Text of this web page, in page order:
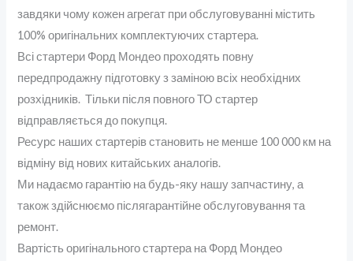
завдяки чому кожен агрегат при обслуговуванні містить
100% оригінальних комплектуючих стартера.
Всі стартери Форд Мондео проходять повну
передпродажну підготовку з заміною всіх необхідних
розхідників. Тільки після повного ТО стартер
відправляється до покупця.
Ресурс наших стартерів становить не менше 100 000 км на
відміну від нових китайських аналогів.
Ми надаємо гарантію на будь-яку нашу запчастину, а
також здійснюємо післягарантійне обслуговування та
ремонт.
Вартість оригінального стартера на Форд Мондео